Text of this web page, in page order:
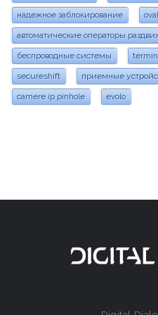
надежное заблокирование oval
автоматические операторы
беспроводные системы
secureshift приемные
camere ip pinhole evolo